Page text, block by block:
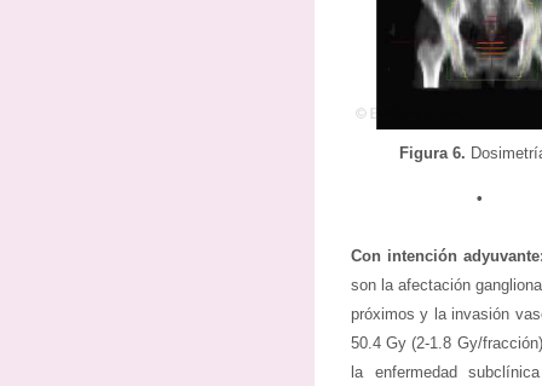
Figura 6.
•
Con intención
son la afectación
próximos y la invasión
50.4 Gy (2-1.8 Gy/
la enfermedad